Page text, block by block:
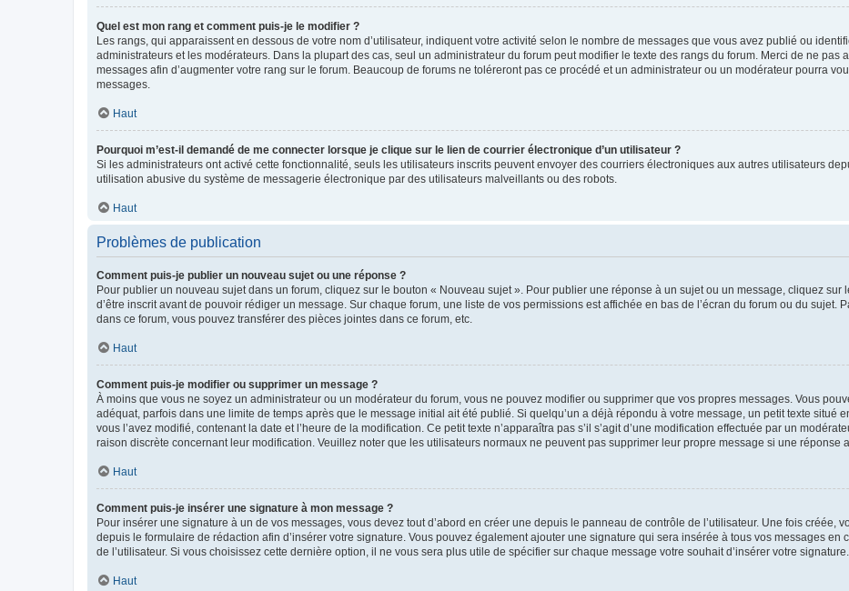
Quel est mon rang et comment puis-je le modifier ?
Les rangs, qui apparaissent en dessous de votre nom d’utilisateur, indiquent votre activité selon le nombre de messages que vous avez publié ou
administrateurs et les modérateurs. Dans la plupart des cas, seul un administrateur du forum peut modifier le texte des rangs du forum. Merci de ne pas
messages afin d’augmenter votre rang sur le forum. Beaucoup de forums ne toléreront pas ce procédé et un administrateur ou un modérateur pourra
messages.
Haut
Pourquoi m’est-il demandé de me connecter lorsque je clique sur le lien de courrier électronique d’un utilisateur ?
Si les administrateurs ont activé cette fonctionnalité, seuls les utilisateurs inscrits peuvent envoyer des courriers électroniques aux autres utilisateurs
utilisation abusive du système de messagerie électronique par des utilisateurs malveillants ou des robots.
Haut
Problèmes de publication
Comment puis-je publier un nouveau sujet ou une réponse ?
Pour publier un nouveau sujet dans un forum, cliquez sur le bouton « Nouveau sujet ». Pour publier une réponse à un sujet ou un message, cliquez
d’être inscrit avant de pouvoir rédiger un message. Sur chaque forum, une liste de vos permissions est affichée en bas de l’écran du forum ou du sujet.
dans ce forum, vous pouvez transférer des pièces jointes dans ce forum, etc.
Haut
Comment puis-je modifier ou supprimer un message ?
À moins que vous ne soyez un administrateur ou un modérateur du forum, vous ne pouvez modifier ou supprimer que vos propres messages. Vous
adéquat, parfois dans une limite de temps après que le message initial ait été publié. Si quelqu’un a déjà répondu à votre message, un petit texte situé
vous l’avez modifié, contenant la date et l’heure de la modification. Ce petit texte n’apparaîtra pas s’il s’agit d’une modification effectuée par un
raison discrète concernant leur modification. Veuillez noter que les utilisateurs normaux ne peuvent pas supprimer leur propre message si une réponse
Haut
Comment puis-je insérer une signature à mon message ?
Pour insérer une signature à un de vos messages, vous devez tout d’abord en créer une depuis le panneau de contrôle de l’utilisateur. Une fois créée,
depuis le formulaire de rédaction afin d’insérer votre signature. Vous pouvez également ajouter une signature qui sera insérée à tous vos messages
de l’utilisateur. Si vous choisissez cette dernière option, il ne vous sera plus utile de spécifier sur chaque message votre souhait d’insérer votre signature.
Haut